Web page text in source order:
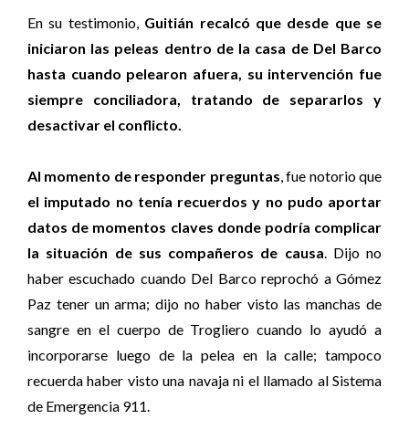
En su testimonio, Guitián recalcó que desde que se
iniciaron las peleas dentro de la casa de Del Barco
hasta cuando pelearon afuera, su intervención fue
siempre conciliadora, tratando de separarlos y
desactivar el conflicto.
Al momento de responder preguntas, fue notorio que
el imputado no tenía recuerdos y no pudo aportar
datos de momentos claves donde podría complicar
la situación de sus compañeros de causa. Dijo no
haber escuchado cuando Del Barco reprochó a Gómez
Paz tener un arma; dijo no haber visto las manchas de
sangre en el cuerpo de Trogliero cuando lo ayudó a
incorporarse luego de la pelea en la calle; tampoco
recuerda haber visto una navaja ni el llamado al Sistema
de Emergencia 911.